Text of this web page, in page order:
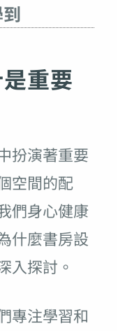
重要
扮演著重要
空間的配
們身心健康
什麼書房設
入探討。
專注學習和